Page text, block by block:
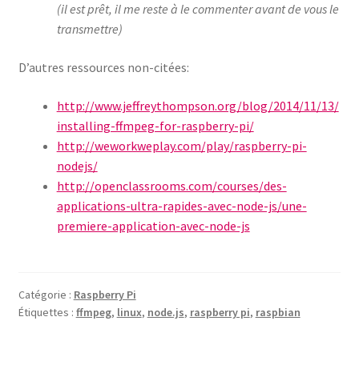
(il est prêt, il me reste à le commenter avant de vous le
transmettre)
D’autres ressources non-citées:
http://www.jeffreythompson.org/blog/2014/11/13/
installing-ffmpeg-for-raspberry-pi/
http://weworkweplay.com/play/raspberry-pi-
nodejs/
http://openclassrooms.com/courses/des-
applications-ultra-rapides-avec-node-js/une-
premiere-application-avec-node-js
Catégorie : Raspberry Pi
Étiquettes : ffmpeg, linux, node.js, raspberry pi, raspbian